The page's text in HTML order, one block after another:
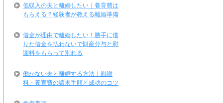
低収入の夫と離婚したい｜養育費は
もらえる？経験者が教える離婚準備
借金が理由で離婚したい！勝手に借
りた借金を払わないで財産分与と慰
謝料をもらって別れる
働かない夫と離婚する方法｜慰謝
料・養育費の請求手順と成功のコツ